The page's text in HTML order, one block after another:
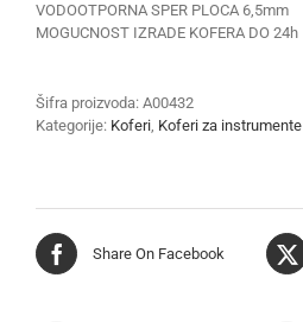
VODOOTPORNA SPER PLOCA 6,5mm
MOGUCNOST IZRADE KOFERA DO 24h
Šifra proizvoda: A00432
Kategorije: Koferi, Koferi za instrumente
Share On Facebook